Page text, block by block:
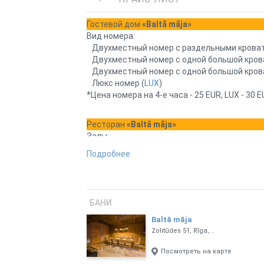
Тел. бани: 29403689
Тел. гостиница: 28282238
Гостевой дом «Baltā māja»
Вид номера:
Двухместный номер с раздельными
Двухместный номер с одной большой
Двухместный номер с одной большой
Люкс номер (LUX)
*Цена номера на 4-е часа - 25 EUR, LUX - 30
Ресторан «Baltā māja»
Залы:
Большой зал (до 70 человек)
Маленький зал (до 25 человек)
Русская баня
Название:
Русская баня
*К бане можно заказать ещё маленький
Название:
Подробнее
БАНИ
Baltā māja
Zolitūdes 51, Rīga,...
Посмотреть на карте